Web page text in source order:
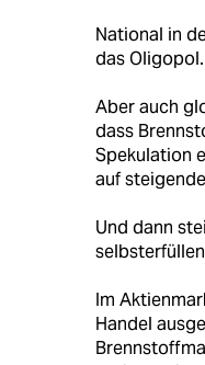
National in
das Oligopol.
Aber auch
dass
Spekulation
auf
Und dann
Im
Handel